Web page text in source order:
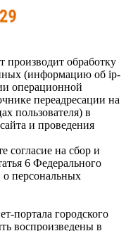
производит обработку
(информацию об ip-
операционной
переадресации на
пользователя) в
и проведения
согласие на сбор и
6 Федерального
персональных
портала городского
воспроизведены в